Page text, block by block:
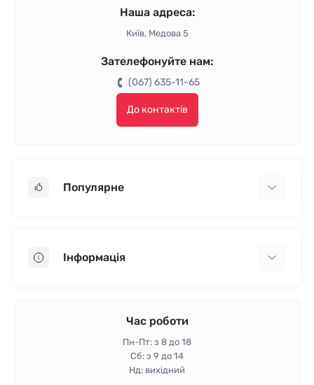
Наша адреса:
Київ, Медова 5
Зателефонуйте нам:
(067) 635-11-65
До контактів
Популярне
Пінопласт
Інформація
Гарантія та повернення
Політика конфіденційності
Час роботи
Пн-Пт: з 8 до 18
Сб: з 9 до 14
Нд: вихідний